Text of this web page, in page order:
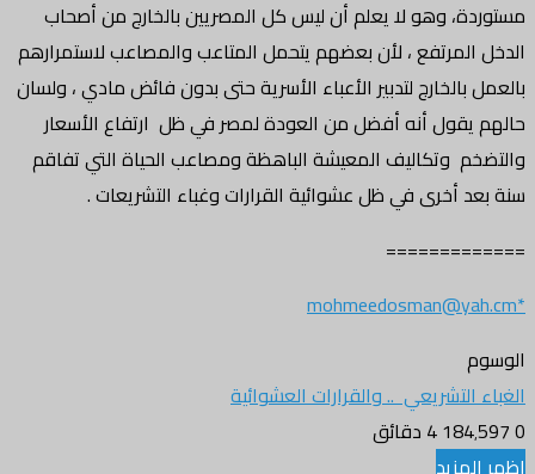
مستوردة، وهو لا يعلم أن ليس كل المصريين بالخارج من أصحاب
الدخل المرتفع ، لأن بعضهم يتحمل المتاعب والمصاعب لاستمرارهم
بالعمل بالخارج لتدبير الأعباء الأسرية حتى بدون فائض مادي ، ولسان
حالهم يقول أنه أفضل من العودة لمصر في ظل ارتفاع الأسعار
والتضخم وتكاليف المعيشة الباهظة ومصاعب الحياة التي تفاقم
سنة بعد أخرى في ظل عشوائية القرارات وغباء التشريعات .
=============
*mohmeedosman@yah.cm
الوسوم
الغباء التشريعي .. والقرارات العشوائية
0
4 دقائق